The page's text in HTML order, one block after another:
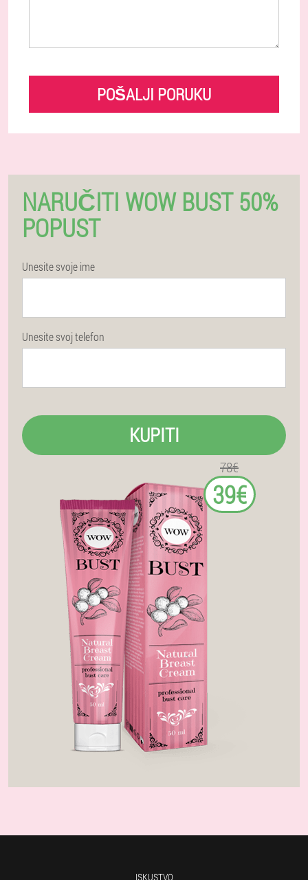
POŠALJI PORUKU
NARUČITI WOW BUST 50%
POPUST
Unesite svoje ime
Unesite svoj telefon
KUPITI
78€
39€
ISKUSTVO